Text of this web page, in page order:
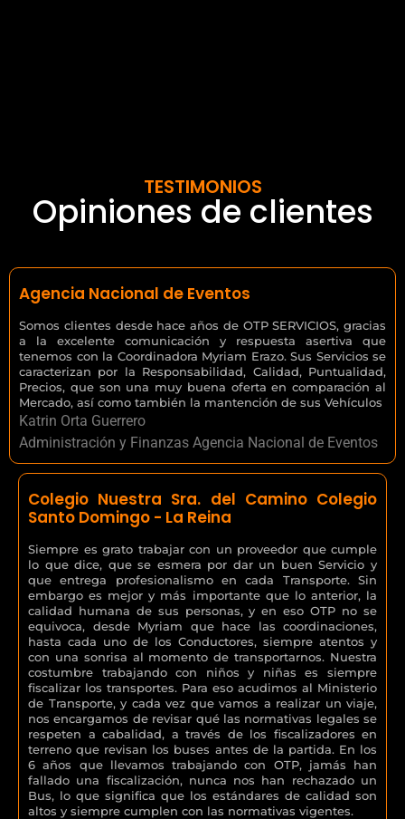
TESTIMONIOS
Opiniones de clientes
Agencia Nacional de Eventos
Somos clientes desde hace años de OTP SERVICIOS, gracias
a la excelente comunicación y respuesta asertiva que
tenemos con la Coordinadora Myriam Erazo. Sus Servicios se
caracterizan por la Responsabilidad, Calidad, Puntualidad,
Precios, que son una muy buena oferta en comparación al
Mercado, así como también la mantención de sus Vehículos
Katrin Orta Guerrero
Administración y Finanzas Agencia Nacional de Eventos
Colegio Nuestra Sra. del Camino Colegio
Santo Domingo - La Reina
Siempre es grato trabajar con un proveedor que cumple
lo que dice, que se esmera por dar un buen Servicio y
que entrega profesionalismo en cada Transporte. Sin
embargo es mejor y más importante que lo anterior, la
calidad humana de sus personas, y en eso OTP no se
equivoca, desde Myriam que hace las coordinaciones,
hasta cada uno de los Conductores, siempre atentos y
con una sonrisa al momento de transportarnos. Nuestra
costumbre trabajando con niños y niñas es siempre
fiscalizar los transportes. Para eso acudimos al Ministerio
de Transporte, y cada vez que vamos a realizar un viaje,
nos encargamos de revisar qué las normativas legales se
respeten a cabalidad, a través de los fiscalizadores en
terreno que revisan los buses antes de la partida. En los
6 años que llevamos trabajando con OTP, jamás han
fallado una fiscalización, nunca nos han rechazado un
Bus, lo que significa que los estándares de calidad son
altos y siempre cumplen con las normativas vigentes.